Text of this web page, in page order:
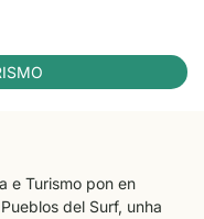
e Turismo pon en
del Surf, unha